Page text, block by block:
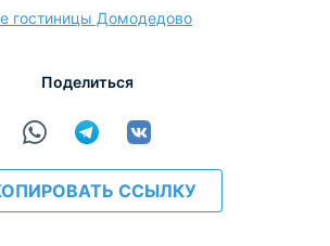
гостиницы Домодедово
Поделиться
ССЫЛКУ